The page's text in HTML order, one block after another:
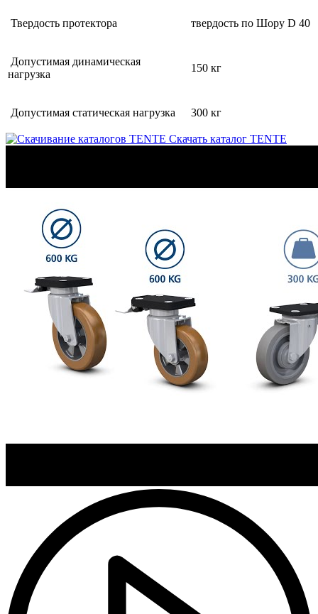
Твердость протектора твердость по Шору D 40
Допустимая динамическая
нагрузка
150 кг
Допустимая статическая нагрузка 300 кг
Скачать каталог TENTE